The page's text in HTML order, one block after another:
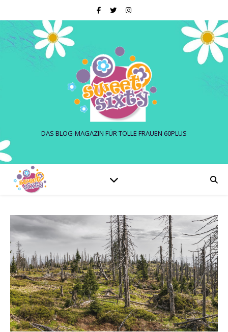
DAS BLOG-MAGAZIN FÜR TOLLE FRAUEN 60PLUS